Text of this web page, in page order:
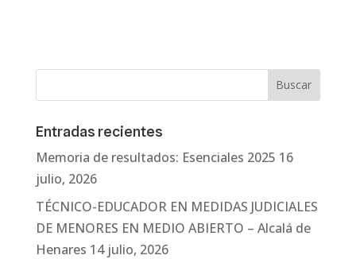
Entradas recientes
Memoria de resultados: Esenciales 2025 16
julio, 2026
TÉCNICO-EDUCADOR EN MEDIDAS JUDICIALES
DE MENORES EN MEDIO ABIERTO – Alcalá de
Henares 14 julio, 2026